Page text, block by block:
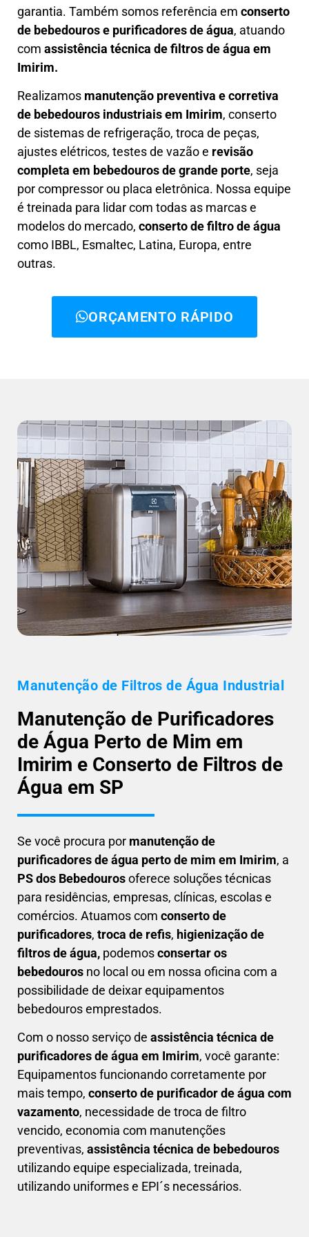
garantia. Também somos referência em conserto
de bebedouros e purificadores de água, atuando
com assistência técnica de filtros de água em
Imirim.
Realizamos manutenção preventiva e corretiva
de bebedouros industriais em Imirim, conserto
de sistemas de refrigeração, troca de peças,
ajustes elétricos, testes de vazão e revisão
completa em bebedouros de grande porte, seja
por compressor ou placa eletrônica. Nossa equipe
é treinada para lidar com todas as marcas e
modelos do mercado, conserto de filtro de água
como IBBL, Esmaltec, Latina, Europa, entre
outras.
ORÇAMENTO RÁPIDO
Manutenção de Filtros de Água Industrial
Manutenção de Purificadores
de Água Perto de Mim em
Imirim e Conserto de Filtros de
Água em SP
Se você procura por manutenção de
purificadores de água perto de mim em Imirim, a
PS dos Bebedourosoferece soluções técnicas
para residências, empresas, clínicas, escolas e
comércios. Atuamos com conserto de
purificadores, troca de refis, higienização de
filtros de água, podemosconsertar os
bebedouros no local ou em nossa oficina com a
possibilidade de deixar equipamentos
bebedouros emprestados.
Com o nosso serviço de assistência técnica de
purificadores de água em Imirim, você garante:
Equipamentos funcionando corretamente por
mais tempo, conserto de purificador de água com
vazamento, necessidade de troca de filtro
vencido, economia com manutenções
preventivas, assistência técnica de bebedouros
utilizando equipe especializada, treinada,
utilizando uniformes e EPI´s necessários.